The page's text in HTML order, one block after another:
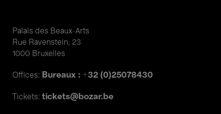
Palais des Beaux-Arts
Rue Ravenstein, 23
1000 Bruxelles
Offices: Bureaux : +32 (0)25078430
Tickets: tickets@bozar.be